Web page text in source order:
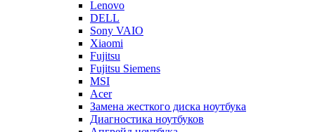
Lenovo
DELL
Sony VAIO
Xiaomi
Fujitsu
Fujitsu Siemens
MSI
Acer
Замена жесткого диска ноутбука
Диагностика ноутбуков